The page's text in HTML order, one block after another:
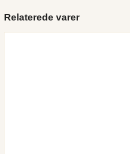
Relaterede varer